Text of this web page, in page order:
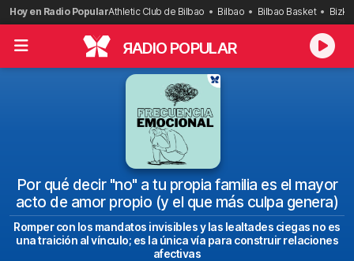
Saltar
al
contenido
Hoy en Radio PopularAthletic Club de Bilbao Bilbao Bilbao Basket
RADIO POPULAR
Por qué decir "no" a tu propia familia es el mayor
acto de amor propio (y el que más culpa genera)
Romper con los mandatos invisibles y las lealtades ciegas no es
una traición al vínculo; es la única vía para construir relaciones
afectivas